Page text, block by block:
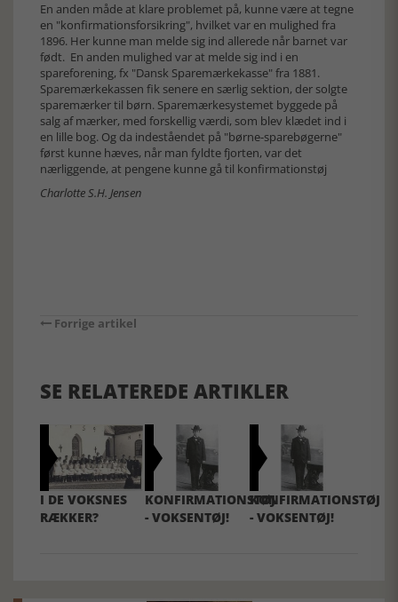
En anden måde at klare problemet på, kunne være at tegne
en "konfirmationsforsikring", hvilket var en mulighed fra
1896. Her kunne man melde sig ind allerede når barnet var
født. En anden mulighed var at melde sig ind i en
spareforening, fx "Dansk Sparemærkekasse" fra 1881.
Sparemærkekassen fik senere en særlig sektion, der solgte
sparemærker til børn. Sparemærkesystemet byggede på
salg af mærker, med forskellig værdi, som blev klædet ind i
en lille bog. Og da indeståendet på "børne-sparebøgerne"
først kunne hæves, når man fyldte fjorten, var det
nærliggende, at pengene kunne gå til konfirmationstøj
Charlotte S.H. Jensen
Forrige artikel
SE RELATEREDE ARTIKLER
I DE VOKSNES
RÆKKER?
KONFIRMATIONSTØJ
- VOKSENTØJ!
KONFIRMATIONSTØJ
- VOKSENTØJ!